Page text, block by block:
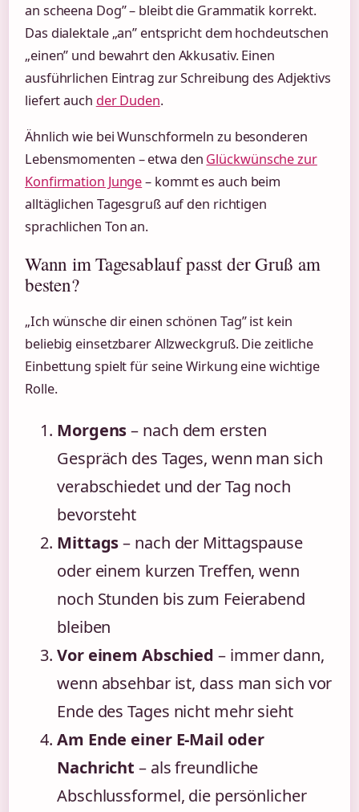
an scheena Dog” – bleibt die Grammatik korrekt.
Das dialektale „an” entspricht dem hochdeutschen
„einen” und bewahrt den Akkusativ. Einen
ausführlichen Eintrag zur Schreibung des Adjektivs
liefert auch der Duden.
Ähnlich wie bei Wunschformeln zu besonderen
Lebensmomenten – etwa den Glückwünsche zur
Konfirmation Junge– kommt es auch beim
alltäglichen Tagesgruß auf den richtigen
sprachlichen Ton an.
Wann im Tagesablauf passt der Gruß am
besten?
„Ich wünsche dir einen schönen Tag” ist kein
beliebig einsetzbarer Allzweckgruß. Die zeitliche
Einbettung spielt für seine Wirkung eine wichtige
Rolle.
Morgens– nach dem ersten
Gespräch des Tages, wenn man sich
verabschiedet und der Tag noch
bevorsteht
Mittags– nach der Mittagspause
oder einem kurzen Treffen, wenn
noch Stunden bis zum Feierabend
bleiben
Vor einem Abschied – immer dann,
wenn absehbar ist, dass man sich vor
Ende des Tages nicht mehr sieht
Am Ende einer E-Mail oder
Nachricht – als freundliche
Abschlussformel, die persönlicher